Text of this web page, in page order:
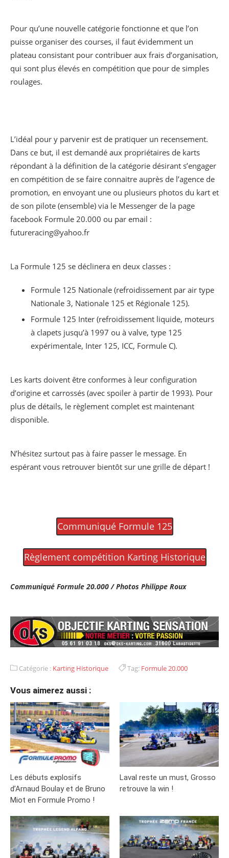
Pour qu’une nouvelle catégorie fonctionne et que l’on
puisse organiser des courses, il faut évidemment un
plateau consistant pour contribuer aux frais d’organisation,
qui sont plus élevés en compétition que pour de simples
roulages.
L’idéal pour y parvenir est de pratiquer un recensement.
Dans ce but, il est demandé aux propriétaires de karts
répondant à la définition de la catégorie désirant s’engager
en compétition de se faire connaitre auprès de l’agence de
promotion, en envoyant une ou plusieurs photos du kart et
de son pilote (ensemble) via le Messenger de la page
facebook Formule 20.000 ou par email :
futureracing@yahoo.fr
La Formule 125 se déclinera en deux classes :
Formule 125 Nationale (refroidissement par air type
Nationale 3, Nationale 125 et Régionale 125).
Formule 125 Inter (refroidissement liquide, moteurs
à clapets jusqu’à 1997 ou à valve, type 125
expérimentale, Inter 125, ICC, Formule C).
Les karts doivent être conformes à leur configuration
d’origine et carrossés (avec spoiler à partir de 1993). Pour
plus de détails, le règlement complet est maintenant
disponible.
N’hésitez surtout pas à faire passer le message. En
espérant vous retrouver bientôt sur une grille de départ !
Communiqué Formule 125
Règlement compétition Karting Historique
Communiqué Formule 20.000 / Photos Philippe Roux
Catégorie : Karting Historique Tag: Formule 20.000
Vous aimerez aussi :
Les débuts explosifs
d’Arnaud Boulay et de Bruno
Miot en Formule Promo !
Laval reste un must, Grosso
retrouve la win !